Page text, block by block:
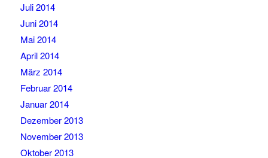
Juli 2014
Juni 2014
Mai 2014
April 2014
März 2014
Februar 2014
Januar 2014
Dezember 2013
November 2013
Oktober 2013